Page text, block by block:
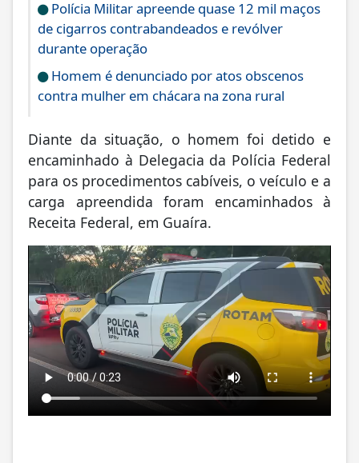
Polícia Militar apreende quase 12 mil maços
de cigarros contrabandeados e revólver
durante operação
Homem é denunciado por atos obscenos
contra mulher em chácara na zona rural
Diante da situação, o homem foi detido e
encaminhado à Delegacia da Polícia Federal
para os procedimentos cabíveis, o veículo e a
carga apreendida foram encaminhados à
Receita Federal, em Guaíra.